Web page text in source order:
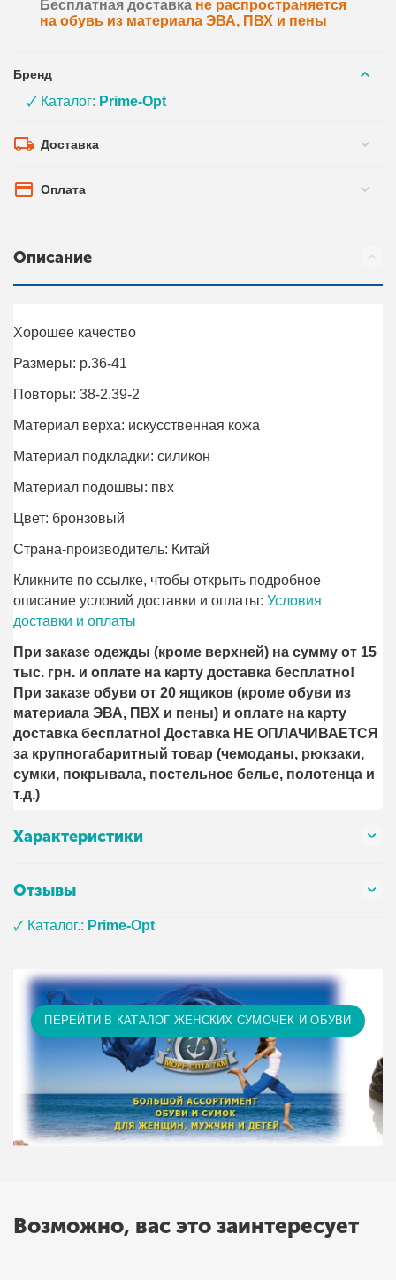
Бесплатная доставка не распространяется
на обувь из материала ЭВА, ПВХ и пены
Бренд
🗸 Каталог: Prime-Opt
Доставка
Оплата
Описание
Хорошее качество
Размеры: р.36-41
Повторы: 38-2.39-2
Материал верха: искусственная кожа
Материал подкладки: силикон
Материал подошвы: пвх
Цвет: бронзовый
Страна-производитель: Китай
Кликните по ссылке, чтобы открыть подробное
описание условий доставки и оплаты:Условия
доставки и оплаты
При заказе одежды (кроме верхней) на сумму от 15
тыс. грн. и оплате на карту доставка бесплатно!
При заказе обуви от 20 ящиков (кроме обуви из
материала ЭВА, ПВХ и пены) и оплате на карту
доставка бесплатно! Доставка НЕ ОПЛАЧИВАЕТСЯ
за крупногабаритный товар (чемоданы, рюкзаки,
сумки, покрывала, постельное белье, полотенца и
т.д.)
Характеристики
Отзывы
🗸 Каталог.: Prime-Opt
ПЕРЕЙТИ В КАТАЛОГ ЖЕНСКИХ СУМОЧЕК И ОБУВИ
Возможно, вас это заинтересует